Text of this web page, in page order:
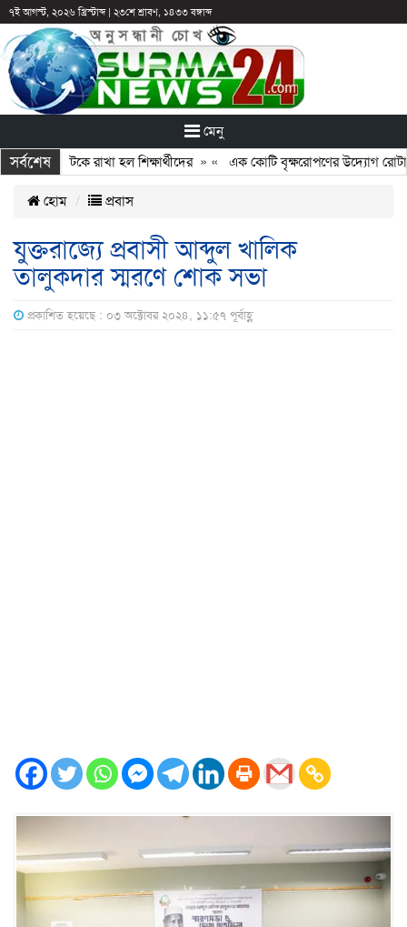
৭ই আগস্ট, ২০২৬ খ্রিস্টাব্দ| ২৩শে শ্রাবণ, ১৪৩৩ বঙ্গাব্দ
মেনু
সর্বশেষ
পরও আটকে রাখা হল শিক্ষার্থীদের» « এক কোটি বৃক্ষরোপণের উদ্যোগ রোটারি
হোম প্রবাস
যুক্তরাজ্যে প্রবাসী আব্দুল খালিক
তালুকদার স্মরণে শোক সভা
প্রকাশিত হয়েছে : ০৩ অক্টোবর ২০২৪, ১১:৫৭ পূর্বাহ্ণ